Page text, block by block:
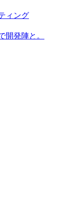
ィング
開発陣と。